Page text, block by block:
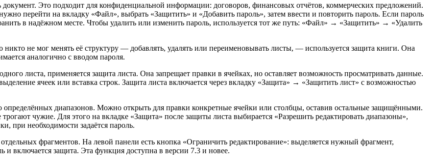
Это подходит для конфиденциальной информации: договоров, финансовых отчётов, коммерческих предложений.
перейти на вкладку «Файл», выбрать «Защитить» и «Добавить пароль», затем ввести и повторить пароль. Если пароль
в надёжном месте. Чтобы удалить или изменить пароль, используется тот же путь: «Файл» → «Защитить» → «Удалить
не мог менять её структуру — добавлять, удалять или переименовывать листы, — используется защита книги. Она
аналогично с вводом пароля.
листа, применяется защита листа. Она запрещает правки в ячейках, но оставляет возможность просматривать данные.
ячеек или вставка строк. Защита листа включается через вкладку «Защита» → «Защитить лист» с возможностью
диапазонов. Можно открыть для правки конкретные ячейки или столбцы, оставив остальные защищёнными.
чужие. Для этого на вкладке «Защита» после защиты листа выбирается «Разрешить редактировать диапазоны»,
при необходимости задаётся пароль.
фрагментов. На левой панели есть кнопка «Ограничить редактирование»: выделяется нужный фрагмент,
и включается защита. Эта функция доступна в версии 7.3 и новее.